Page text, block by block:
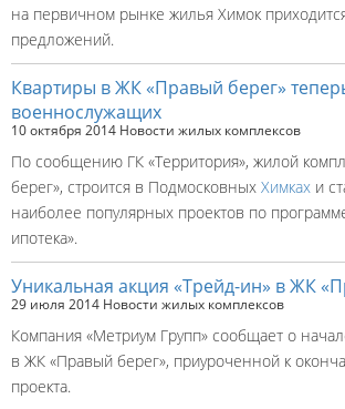
на первичном рынке жилья Химок
предложений.
Квартиры в ЖК «Правый берег»
военнослужащих
10 октября 2014 Новости жилых комплексов
По сообщению ГК «Территория», жилой
берег», строится в Подмосковных Химках и
наиболее популярных проектов по
ипотека».
Уникальная акция «Трейд-ин» в ЖК
29 июля 2014 Новости жилых комплексов
Компания «Метриум Групп» сообщает о
в ЖК «Правый берег», приуроченной к
проекта.